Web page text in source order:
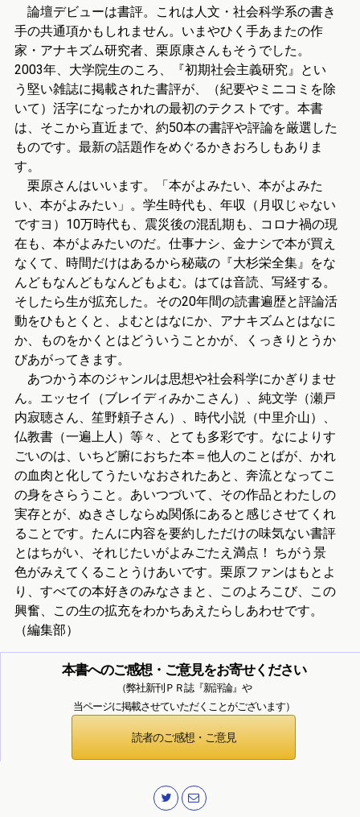
論壇デビューは書評。これは人文・社会科学系の書き
手の共通項かもしれません。いまやひく手あまたの作
家・アナキズム研究者、栗原康さんもそうでした。
2003年、大学院生のころ、『初期社会主義研究』とい
う堅い雑誌に掲載された書評が、（紀要やミニコミを除
いて）活字になったかれの最初のテクストです。本書
は、そこから直近まで、約50本の書評や評論を厳選した
ものです。最新の話題作をめぐるかきおろしもありま
す。
栗原さんはいいます。「本がよみたい、本がよみた
い、本がよみたい」。学生時代も、年収（月収じゃない
ですヨ）10万時代も、震災後の混乱期も、コロナ禍の現
在も、本がよみたいのだ。仕事ナシ、金ナシで本が買え
なくて、時間だけはあるから秘蔵の『大杉栄全集』をな
んどもなんどもなんどもよむ。はては音読、写経する。
そしたら生が拡充した。その20年間の読書遍歴と評論活
動をひもとくと、よむとはなにか、アナキズムとはなに
か、ものをかくとはどういうことかが、くっきりとうか
びあがってきます。
あつかう本のジャンルは思想や社会科学にかぎりませ
ん。エッセイ（ブレイディみかこさん）、純文学（瀬戸
内寂聴さん、笙野頼子さん）、時代小説（中里介山）、
仏教書（一遍上人）等々、とても多彩です。なによりす
ごいのは、いちど腑におちた本＝他人のことばが、かれ
の血肉と化してうたいなおされたあと、奔流となってこ
の身をさらうこと。あいつづいて、その作品とわたしの
実存とが、ぬきさしならぬ関係にあると感じさせてくれ
ることです。たんに内容を要約しただけの味気ない書評
とはちがい、それじたいがよみごたえ満点！ ちがう景
色がみえてくることうけあいです。栗原ファンはもとよ
り、すべての本好きのみなさまと、このよろこび、この
興奮、この生の拡充をわかちあえたらしあわせです。
（編集部）
本書へのご感想・ご意見をお寄せください
（弊社新刊ＰＲ誌『新評論』や
当ページに掲載させていただくことがございます）
読者のご感想・ご意見